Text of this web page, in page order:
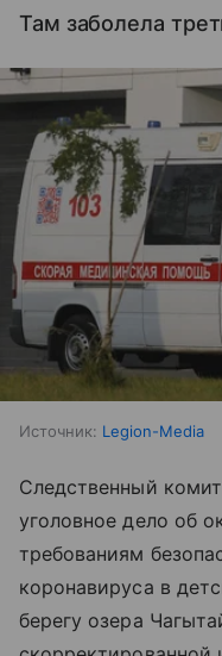
Там заболела
Источник: Legion-Media
Следственный
уголовное дело об
требованиям
коронавируса в
берегу озера